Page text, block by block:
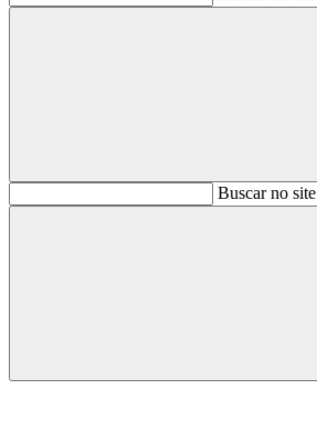
BuscarBuscar no site
Buscar